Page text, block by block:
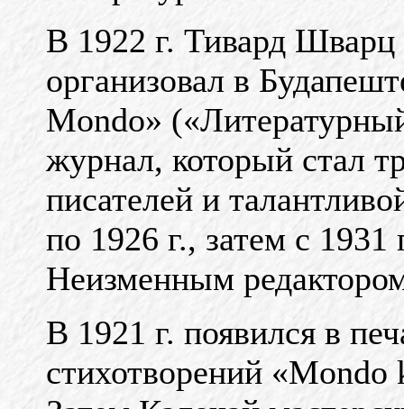
В 1922 г. Тивард
организовал в
Mondo»
журнал, который стал
писателей и
по 1926 г., затем с
Неизменным
В 1921 г. появился в
стихотворений